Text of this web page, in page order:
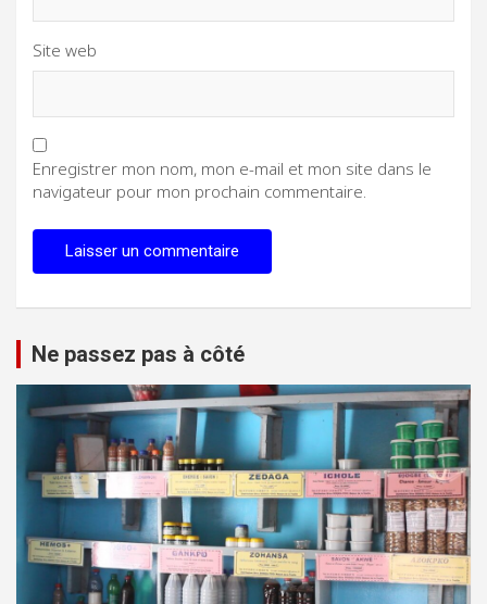
Site web
Enregistrer mon nom, mon e-mail et mon site dans le
navigateur pour mon prochain commentaire.
Ne passez pas à côté